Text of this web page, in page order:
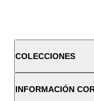
COLECCIONES
INFORMACIÓN